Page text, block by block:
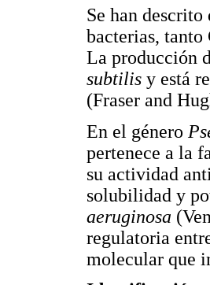
Se han
bacterias,
La producción
subtilis y está
(Fraser and
En el género
pertenece a la
su actividad
solubilidad y
aeruginosa
regulatoria
molecular que